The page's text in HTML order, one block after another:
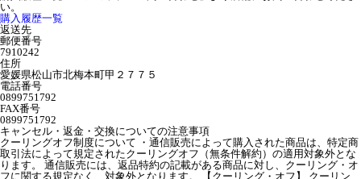
い。
購入履歴一覧
返送先
郵便番号
7910242
住所
愛媛県松山市北梅本町甲２７７５
電話番号
0899751792
FAX番号
0899751792
キャンセル・返金・交換についての注意事項
クーリングオフ制度について ・通信販売によって購入された商品は、特定商
取引法によって規定されたクーリングオフ（無条件解約）の適用対象外とな
ります。 通信販売には、返品特約の記載がある商品に対し、クーリング・オ
フに関する規定なく、対象外となります。 【クーリング・オフ】 クーリン